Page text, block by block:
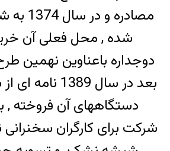
شده , محل فعلی آن
بعد در
دستگاههای آن فروخته ,
شرکت برای کارگران